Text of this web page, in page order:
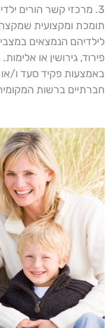
3. מרכזי קשר הורים
תומכת ומקצועית שמקצה
לילדיהם הנמצאים
פירוד, גירושין או
באמצעות פקיד סעד ו/
חברתיים ברשות